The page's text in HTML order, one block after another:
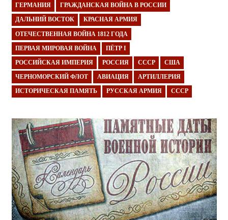
ГЕРМАНИЯ ГРАЖДАНСКАЯ ВОЙНА В РОССИИ
ДАЛЬНИЙ ВОСТОК КРАСНАЯ АРМИЯ
ОТЕЧЕСТВЕННАЯ ВОЙНА 1812 ГОДА
ПЕРВАЯ МИРОВАЯ ВОЙНА ПЁТР I
РОССИЙСКАЯ ИМПЕРИЯ РОССИЯ СССР США
ЧЕРНОМОРСКИЙ ФЛОТ АВИАЦИЯ АРТИЛЛЕРИЯ
ИСТОРИЧЕСКАЯ ПАМЯТЬ РУССКАЯ АРМИЯ СССР